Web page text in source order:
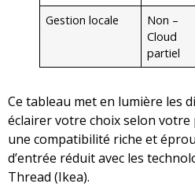
Gestion locale
Non –
Cloud
partiel
Ce tableau met en lumière les
éclairer votre choix selon
une compatibilité riche et
d’entrée réduit avec les
Thread (Ikea).